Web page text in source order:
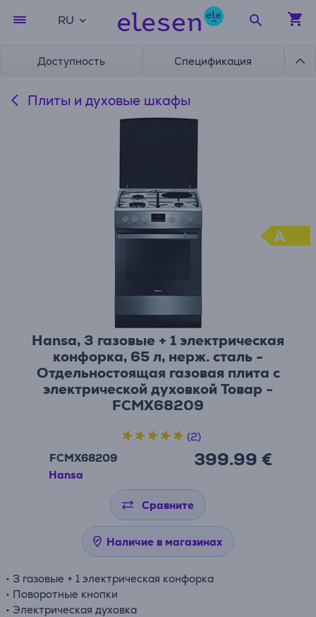
RU
Доступность Спецификация
Плиты и духовые шкафы
Hansa, 3 газовые + 1 электрическая
конфорка, 65 л, нерж. сталь -
Отдельностоящая газовая плита с
электрической духовкой Товар -
FCMX68209
FCMX68209
Hansa
399.99 €
(2)
Сравните
Наличие в магазинах
• 3 газовые + 1 электрическая конфорка
• Поворотные кнопки
• Электрическая духовка
A